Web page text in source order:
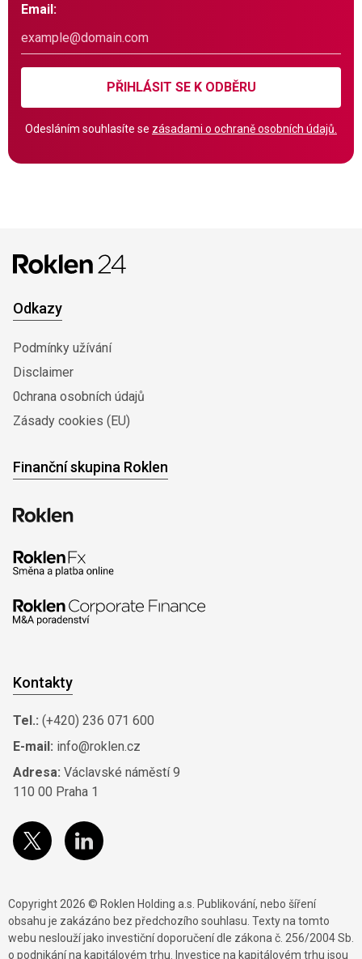
Email:
PŘIHLÁSIT SE K ODBĚRU
Odesláním souhlasíte se zásadami o ochraně osobních údajů.
Odkazy
Podmínky užívání
Disclaimer
0chrana osobních údajů
Zásady cookies (EU)
Finanční skupina Roklen
Kontakty
Tel.: (+420) 236 071 600
E-mail: info@roklen.cz
Adresa: Václavské náměstí 9
110 00 Praha 1
Copyright 2026 © Roklen Holding a.s. Publikování, nebo šíření
obsahu je zakázáno bez předchozího souhlasu. Texty na tomto
webu neslouží jako investiční doporučení dle zákona č. 256/2004 Sb.
o podnikání na kapitálovém trhu. Investice na kapitálovém trhu jsou